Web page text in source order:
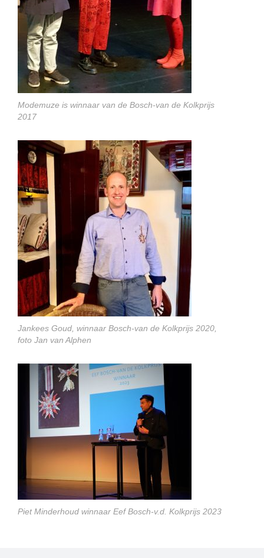
Modemuze is winnaar van de Bosch-van de Kolkprijs
2017
Jankees Goud, winnaar Bosch-van de Kolkprijs 2020,
foto Jan van Alphen
Piet Minderhoud winnaar Eef Bosch-v.d. Kolkprijs 2023